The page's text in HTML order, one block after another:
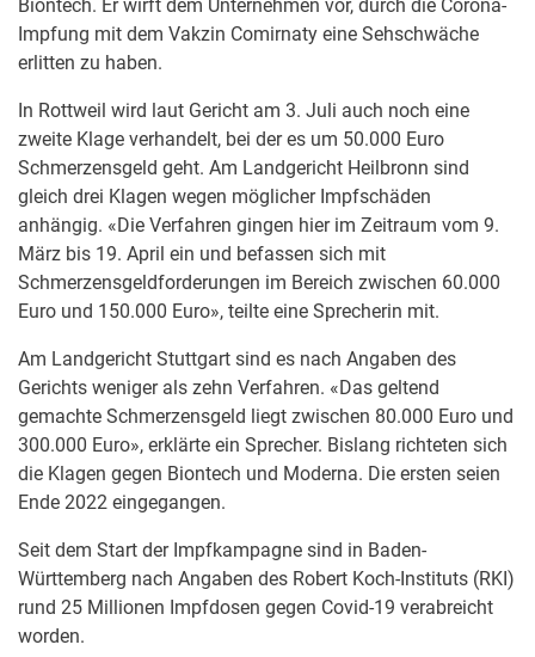
Biontech. Er wirft dem Unternehmen vor, durch die Corona-
Impfung mit dem Vakzin Comirnaty eine Sehschwäche
erlitten zu haben.
In Rottweil wird laut Gericht am 3. Juli auch noch eine
zweite Klage verhandelt, bei der es um 50.000 Euro
Schmerzensgeld geht. Am Landgericht Heilbronn sind
gleich drei Klagen wegen möglicher Impfschäden
anhängig. «Die Verfahren gingen hier im Zeitraum vom 9.
März bis 19. April ein und befassen sich mit
Schmerzensgeldforderungen im Bereich zwischen 60.000
Euro und 150.000 Euro», teilte eine Sprecherin mit.
Am Landgericht Stuttgart sind es nach Angaben des
Gerichts weniger als zehn Verfahren. «Das geltend
gemachte Schmerzensgeld liegt zwischen 80.000 Euro und
300.000 Euro», erklärte ein Sprecher. Bislang richteten sich
die Klagen gegen Biontech und Moderna. Die ersten seien
Ende 2022 eingegangen.
Seit dem Start der Impfkampagne sind in Baden-
Württemberg nach Angaben des Robert Koch-Instituts (RKI)
rund 25 Millionen Impfdosen gegen Covid-19 verabreicht
worden.